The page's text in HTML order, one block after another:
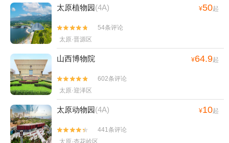
太原植物园(4A) ¥50起


54条评论
太原·晋源区
山西博物院 ¥64.9起


602条评论
太原·迎泽区
太原动物园(4A) ¥10起


441条评论